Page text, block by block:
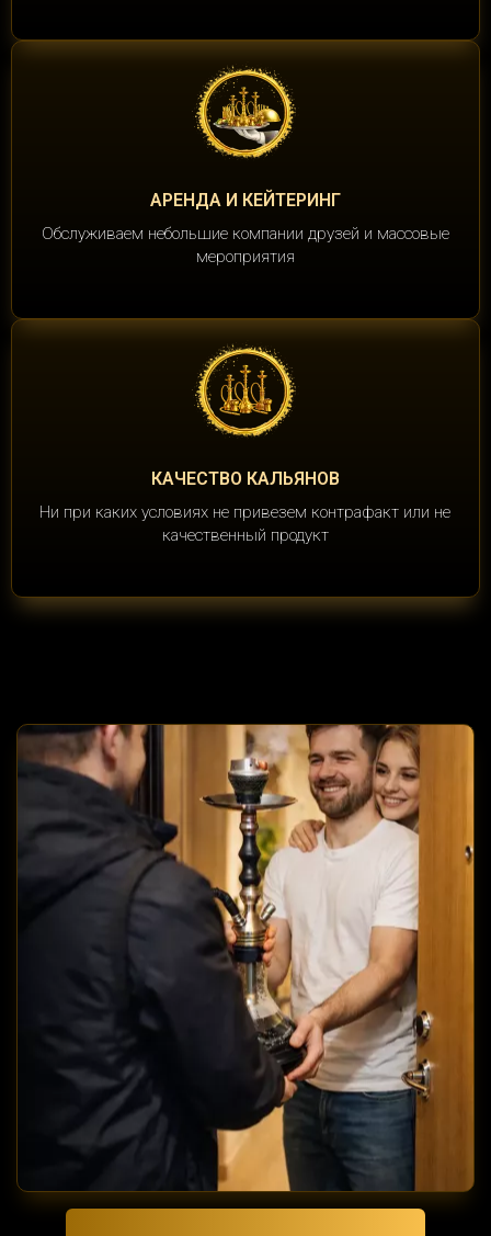
АРЕНДА И КЕЙТЕРИНГ
Обслуживаем небольшие компании друзей и массовые
мероприятия
КАЧЕСТВО КАЛЬЯНОВ
Ни при каких условиях не привезем контрафакт или не
качественный продукт